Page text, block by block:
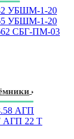
УБШМ-1-20
УБШМ-1-20
СБГ-ПМ-03
АГП
АГП 22 Т